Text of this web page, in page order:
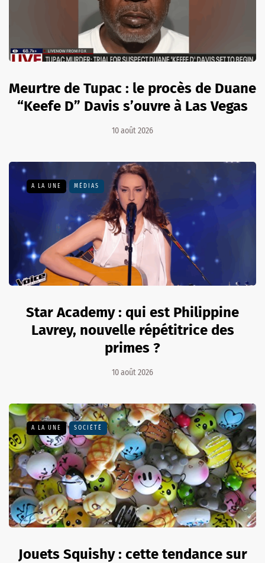
Meurtre de Tupac : le procès de Duane
“Keefe D” Davis s’ouvre à Las Vegas
10 août 2026
A LA UNE MÉDIAS
Star Academy : qui est Philippine
Lavrey, nouvelle répétitrice des
primes ?
10 août 2026
A LA UNE SOCIÉTÉ
Jouets Squishy : cette tendance sur